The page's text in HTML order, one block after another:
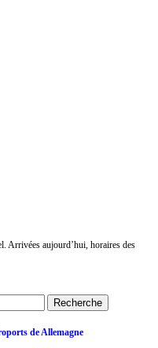
Arrivées aujourd’hui, horaires des
de Allemagne